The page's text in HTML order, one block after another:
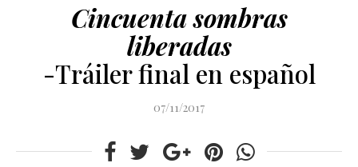
Cincuenta sombras
liberadas
-Tráiler final en español
07/11/2017